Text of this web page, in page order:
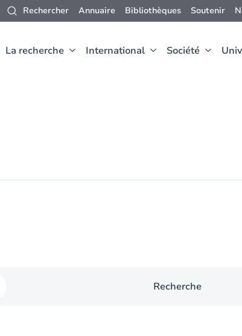
Rechercher Annuaire Bibliothèques Soutenir
La recherche International Société
Recherche